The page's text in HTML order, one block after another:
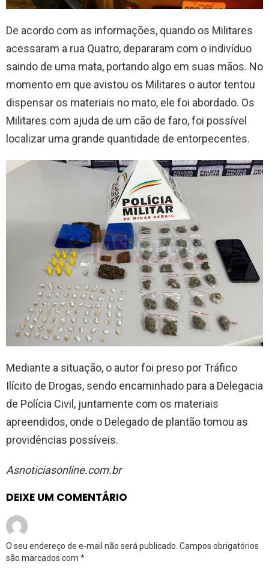
De acordo com as informações, quando os Militares
acessaram a rua Quatro, depararam com o indivíduo
saindo de uma mata, portando algo em suas mãos. No
momento em que avistou os Militares o autor tentou
dispensar os materiais no mato, ele foi abordado. Os
Militares com ajuda de um cão de faro, foi possível
localizar uma grande quantidade de entorpecentes.
Mediante a situação, o autor foi preso por Tráfico
Ilícito de Drogas, sendo encaminhado para a Delegacia
de Polícia Civil, juntamente com os materiais
apreendidos, onde o Delegado de plantão tomou as
providências possíveis.
Asnoticiasonline.com.br
DEIXE UM COMENTÁRIO
O seu endereço de e-mail não será publicado. Campos obrigatórios
são marcados com *